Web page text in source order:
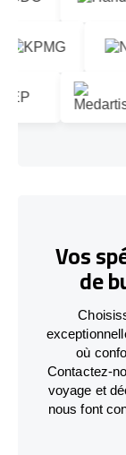
Vos
de
où
Contactez-
voyage et
nous font